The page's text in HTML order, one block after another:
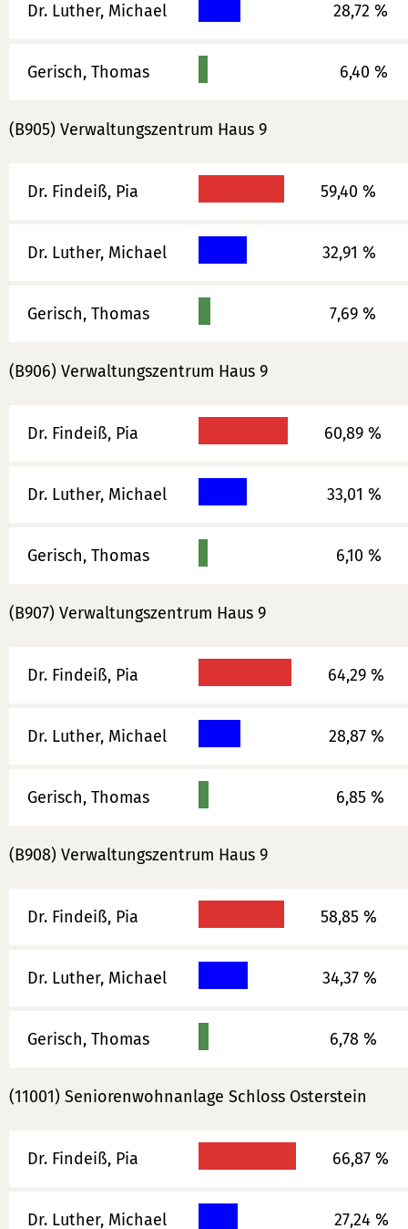
Dr. Luther, Michael 28,72 %
Gerisch, Thomas 6,40 %
(B905) Verwaltungszentrum Haus 9
Dr. Findeiß, Pia 59,40 %
Dr. Luther, Michael 32,91 %
Gerisch, Thomas 7,69 %
(B906) Verwaltungszentrum Haus 9
Dr. Findeiß, Pia 60,89 %
Dr. Luther, Michael 33,01 %
Gerisch, Thomas 6,10 %
(B907) Verwaltungszentrum Haus 9
Dr. Findeiß, Pia 64,29 %
Dr. Luther, Michael 28,87 %
Gerisch, Thomas 6,85 %
(B908) Verwaltungszentrum Haus 9
Dr. Findeiß, Pia 58,85 %
Dr. Luther, Michael 34,37 %
Gerisch, Thomas 6,78 %
(11001) Seniorenwohnanlage Schloss Osterstein
Dr. Findeiß, Pia 66,87 %
Dr. Luther, Michael 27,24 %